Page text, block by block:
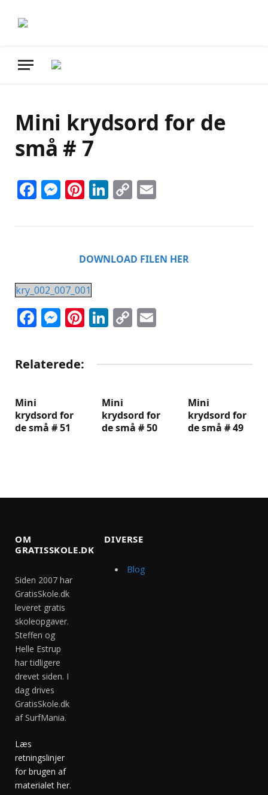
Mini krydsord for de
små # 7
Facebook
Messenger
Pinterest
LinkedIn
Copy
DOWNLOAD FILEN HER
kry_002_007_001
Facebook
Messenger
Pinterest
LinkedIn
Copy
Relaterede:
Mini
krydsord for
de små # 51
Mini
krydsord for
de små # 50
Mini
krydsord for
de små # 49
OM
GRATISSKOLE.DK
Siden 2007 har
GratisSkole.dk
leveret gratis
skoleopgaver.
Steffen og
Helle Estrup
har tidligere
drevet siden. I
dag drives
GratisSkole.dk
af SurfMania.
Læs
retningslinjer
for brugen af
materialet her.
DIVERSE
Blog